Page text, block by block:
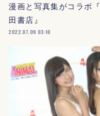
漫画と写真集がコラボ
田書店』
2022.07.09 03:10